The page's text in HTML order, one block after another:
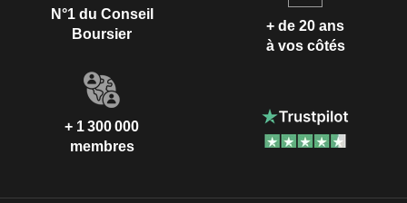
N°1 du Conseil
Boursier
+ de 20 ans
à vos côtés
+ 1 300 000
membres